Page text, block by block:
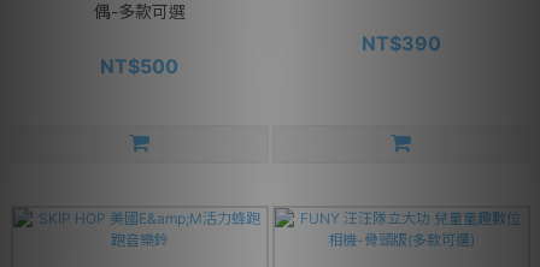
偶-多款可選
NT$500
NT$390